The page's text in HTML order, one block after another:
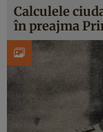
Calculele
în preajma